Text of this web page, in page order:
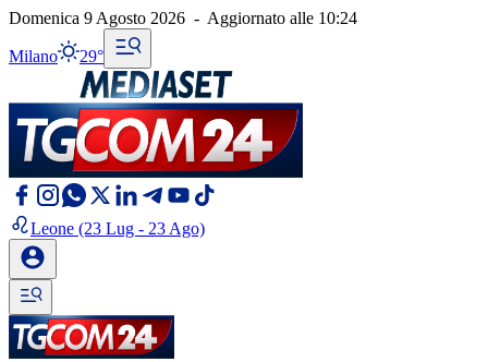
Domenica 9 Agosto 2026 - Aggiornato alle 10:24
Milano 29°
Leone (23 Lug - 23 Ago)